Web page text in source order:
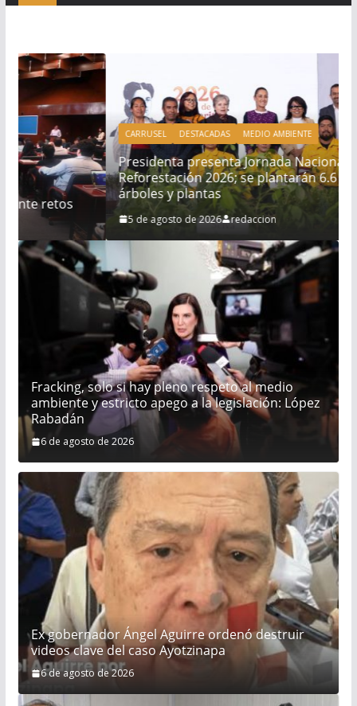
CARRUSEL DESTACADAS MEDIO AMBIENTE
Presidenta presenta Jornada Nacional de
Reforestación 2026; se plantarán 6.6 millones de
árboles y plantas
5 de agosto de 2026 redaccion
Fracking, solo si hay pleno respeto al medio
ambiente y estricto apego a la legislación: López
Rabadán
6 de agosto de 2026
Ex gobernador Ángel Aguirre ordenó destruir
videos clave del caso Ayotzinapa
6 de agosto de 2026